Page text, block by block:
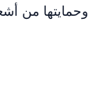
وحمايتها من